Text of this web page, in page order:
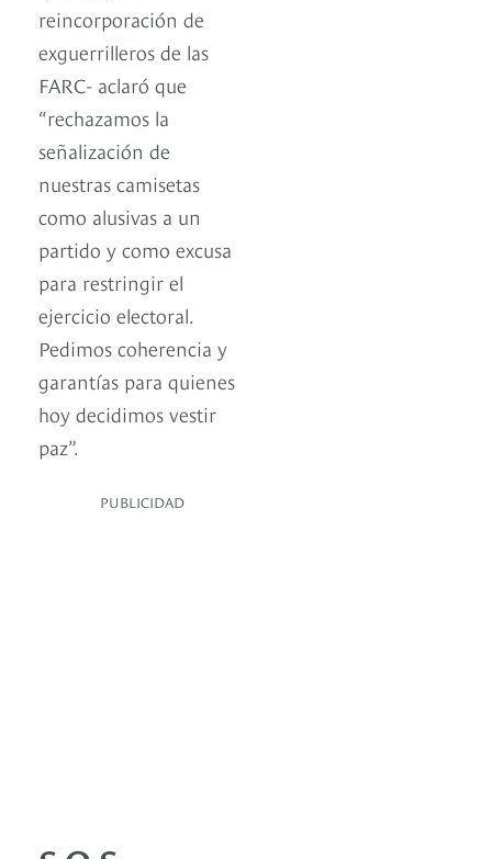
reincorporación de
exguerrilleros de las
FARC- aclaró que
“rechazamos la
señalización de
nuestras camisetas
como alusivas a un
partido y como excusa
para restringir el
ejercicio electoral.
Pedimos coherencia y
garantías para quienes
hoy decidimos vestir
paz”.
PUBLICIDAD